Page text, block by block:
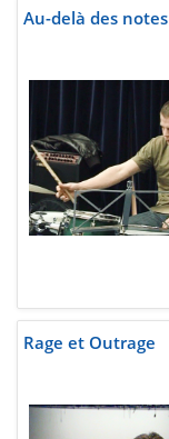
Au-delà des notes
Rage et Outrage